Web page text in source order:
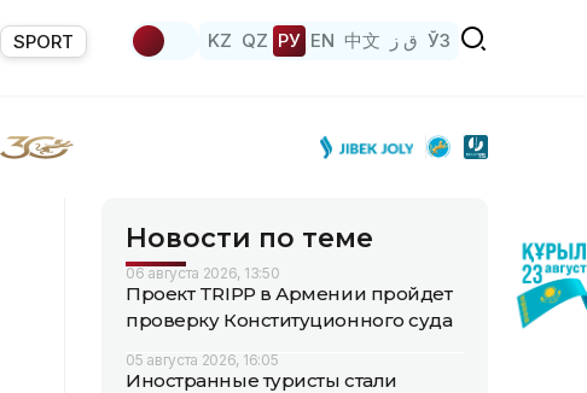
SPORT KZ QZ РУ EN 中文 ق ز ЎЗ
Новости по теме
06 августа 2026, 13:50
Проект TRIPP в Армении пройдет
проверку Конституционного суда
05 августа 2026, 16:05
Иностранные туристы стали